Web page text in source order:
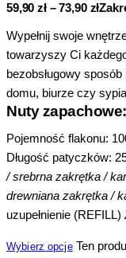
59,90zł – 73,90 zł
Wypełnij swoje
towarzyszy Ci
bezobsługowy
domu, biurze czy
Nuty
Pojemność flakonu:
Długość patyczków:
/ srebrna zakrętka /
drewniana zakrętka /
uzupełnienie (REFILL)
Wybierz opcje Ten